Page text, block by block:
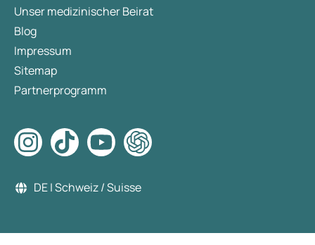
Unser medizinischer Beirat
Blog
Impressum
Sitemap
Partnerprogramm
DE | Schweiz / Suisse